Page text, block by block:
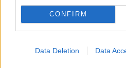
CONFIRM
Data Deletion Data